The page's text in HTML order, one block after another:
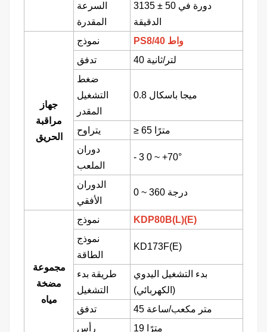
السرعة
المقدرة
3135 ± 50 دورة في
الدقيقة
جهاز
مراقبة
الحريق
نموذج
PS8/40 واط
تدفق
40 لتر/ثانية
ضغط
التشغيل
المقدر
0.8 ميجا باسكال
يتراوح ≥
65 مترًا
دوران
الملعب
- 3 0 ~ +70°
الدوران
الأفقي
0 ~ 360 درجة
مجموعة
مضخة
مياه
نموذج
KDP80B(L)(E)
نموذج
الطاقة
KD173F(E)
طريقة بدء
التشغيل
بدء التشغيل اليدوي
(الكهربائي)
تدفق
45 متر مكعب/ساعة
رأس
19 مترًا